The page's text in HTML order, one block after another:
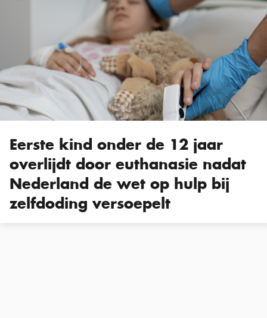
Eerste kind onder de 12 jaar
overlijdt door euthanasie nadat
Nederland de wet op hulp bij
zelfdoding versoepelt